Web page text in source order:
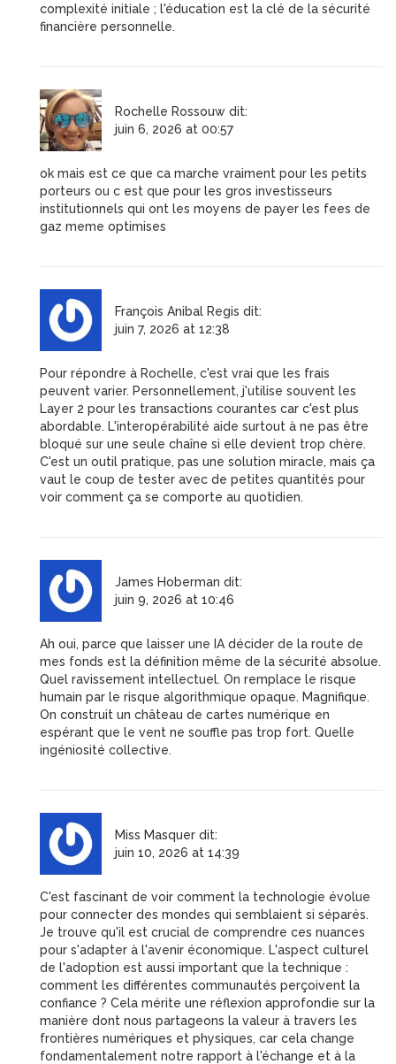
complexité initiale ; l'éducation est la clé de la sécurité
financière personnelle.
Rochelle Rossouw dit:
juin 6, 2026 at 00:57
ok mais est ce que ca marche vraiment pour les petits
porteurs ou c est que pour les gros investisseurs
institutionnels qui ont les moyens de payer les fees de
gaz meme optimises
François Anibal Regis dit:
juin 7, 2026 at 12:38
Pour répondre à Rochelle, c'est vrai que les frais
peuvent varier. Personnellement, j'utilise souvent les
Layer 2 pour les transactions courantes car c'est plus
abordable. L'interopérabilité aide surtout à ne pas être
bloqué sur une seule chaîne si elle devient trop chère.
C'est un outil pratique, pas une solution miracle, mais ça
vaut le coup de tester avec de petites quantités pour
voir comment ça se comporte au quotidien.
James Hoberman dit:
juin 9, 2026 at 10:46
Ah oui, parce que laisser une IA décider de la route de
mes fonds est la définition même de la sécurité absolue.
Quel ravissement intellectuel. On remplace le risque
humain par le risque algorithmique opaque. Magnifique.
On construit un château de cartes numérique en
espérant que le vent ne souffle pas trop fort. Quelle
ingéniosité collective.
Miss Masquer dit:
juin 10, 2026 at 14:39
C'est fascinant de voir comment la technologie évolue
pour connecter des mondes qui semblaient si séparés.
Je trouve qu'il est crucial de comprendre ces nuances
pour s'adapter à l'avenir économique. L'aspect culturel
de l'adoption est aussi important que la technique :
comment les différentes communautés perçoivent la
confiance ? Cela mérite une réflexion approfondie sur la
manière dont nous partageons la valeur à travers les
frontières numériques et physiques, car cela change
fondamentalement notre rapport à l'échange et à la